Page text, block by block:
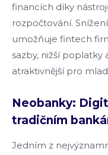
financích díky
rozpočtování.
umožňuje fintech
sazby, nižší poplatky
atraktivnější pro
Neobanky:
tradičním
Jedním z